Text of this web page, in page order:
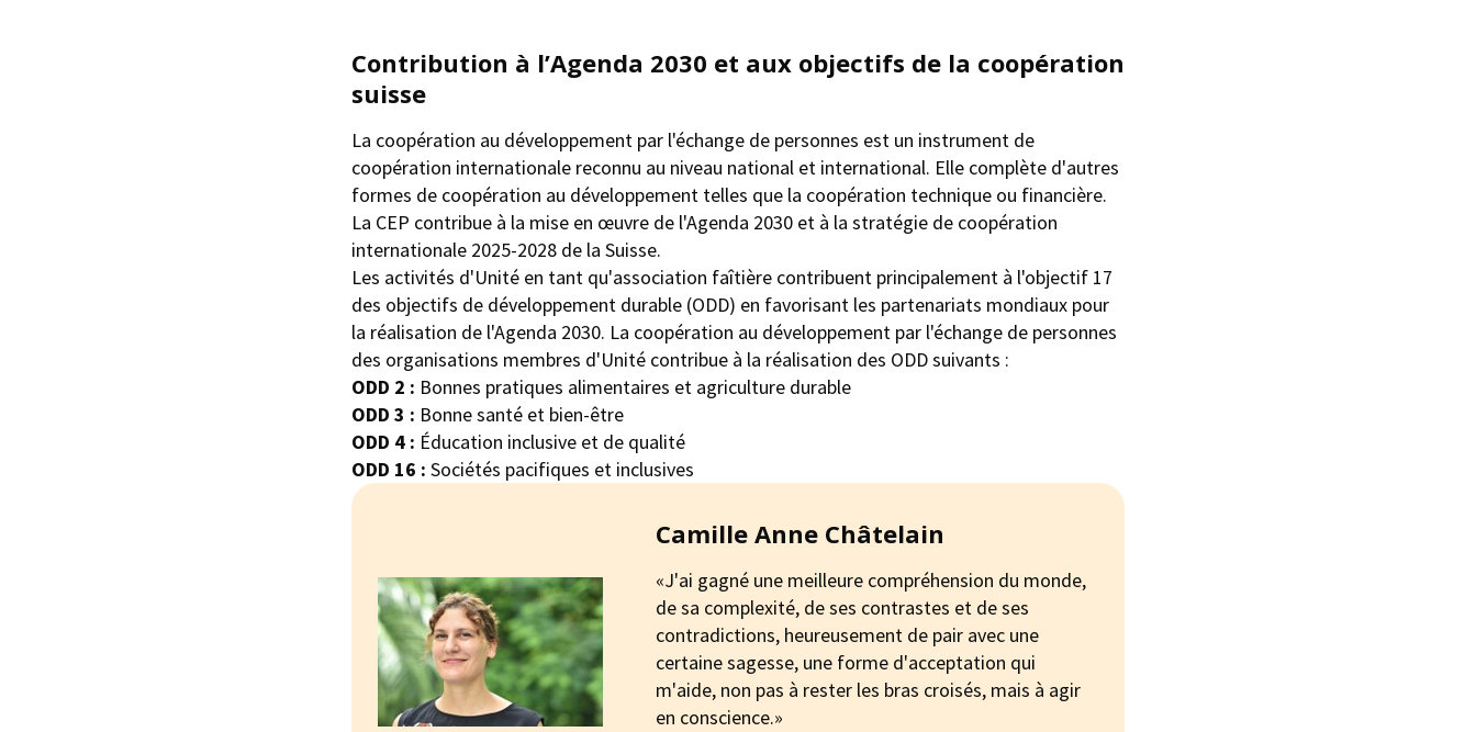
Contribution à l’Agenda 2030 et aux objectifs de la coopération
suisse
La coopération au développement par l'échange de personnes est un instrument de
coopération internationale reconnu au niveau national et international. Elle complète d'autres
formes de coopération au développement telles que la coopération technique ou financière.
La CEP contribue à la mise en œuvre de l'Agenda 2030 et à la stratégie de coopération
internationale 2025-2028 de la Suisse.
Les activités d'Unité en tant qu'association faîtière contribuent principalement à l'objectif 17
des objectifs de développement durable (ODD) en favorisant les partenariats mondiaux pour
la réalisation de l'Agenda 2030. La coopération au développement par l'échange de personnes
des organisations membres d'Unité contribue à la réalisation des ODD suivants :
ODD 2 : Bonnes pratiques alimentaires et agriculture durable
ODD 3 : Bonne santé et bien-être
ODD 4 : Éducation inclusive et de qualité
ODD 16 : Sociétés pacifiques et inclusives
Camille Anne Châtelain
«J'ai gagné une meilleure compréhension du monde,
de sa complexité, de ses contrastes et de ses
contradictions, heureusement de pair avec une
certaine sagesse, une forme d'acceptation qui
m'aide, non pas à rester les bras croisés, mais à agir
en conscience.»